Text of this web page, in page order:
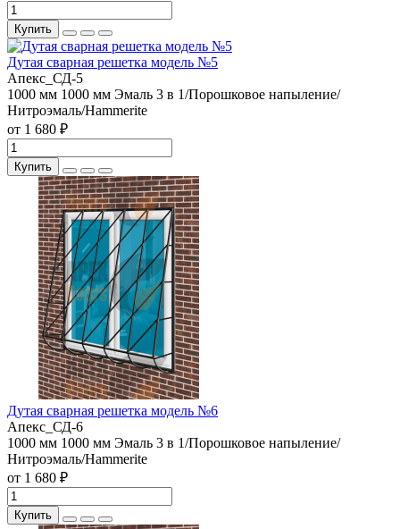
Купить
Дутая сварная решетка модель №5
Апекс_СД-5
1000 мм 1000 мм Эмаль 3 в 1/Порошковое напыление/
Нитроэмаль/Hammerite
от 1 680 ₽
Купить
Дутая сварная решетка модель №6
Апекс_СД-6
1000 мм 1000 мм Эмаль 3 в 1/Порошковое напыление/
Нитроэмаль/Hammerite
от 1 680 ₽
Купить